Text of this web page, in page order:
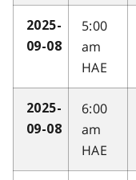
2025-
09-08
5:00
am
HAE
2025-
09-08
6:00
am
HAE